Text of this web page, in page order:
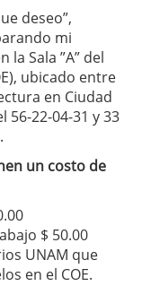
deseo”,
mi
Sala ”A” del
ubicado entre
en Ciudad
22-04-31 y 33
un costo de
$ 50.00
UNAM que
en el COE.